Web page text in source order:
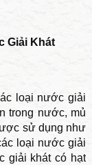
Giải Khát
loại nước giải
trong nước, mủ
sử dụng như
loại nước giải
giải khát có hạt